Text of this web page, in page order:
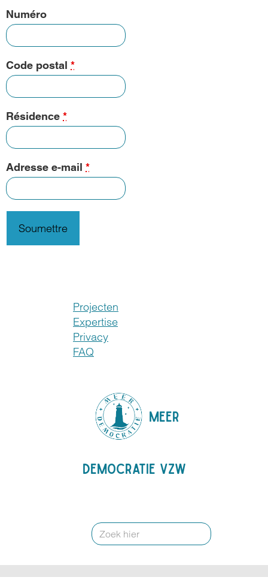
Numéro
Code postal *
Résidence *
Adresse e-mail *
Projecten
Expertise
Privacy
FAQ
MEER
DEMOCRATIE VZW
Rechercher